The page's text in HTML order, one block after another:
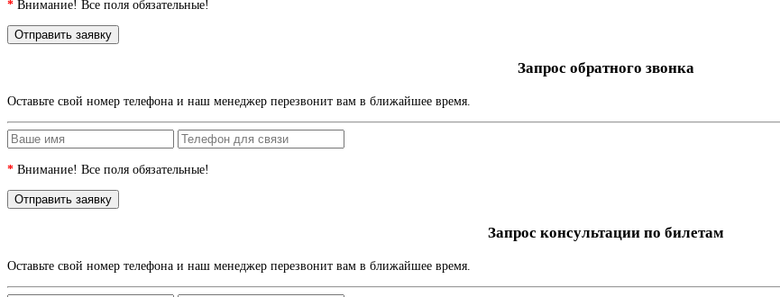
* Внимание! Все поля обязательные!
Запрос обратного звонка
Оставьте свой номер телефона и наш менеджер перезвонит вам в ближайшее время.
* Внимание! Все поля обязательные!
Запрос консультации по билетам
Оставьте свой номер телефона и наш менеджер перезвонит вам в ближайшее время.